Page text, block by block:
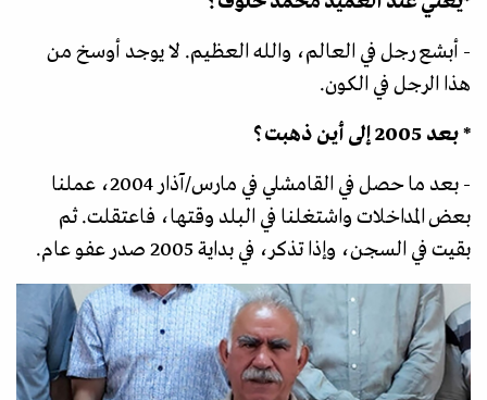
- أبشع رجل في العالم، والله العظيم. لا يوجد أوسخ من
هذا الرجل في الكون.
* بعد 2005 إلى أين ذهبت؟
- بعد ما حصل في القامشلي في مارس/آذار 2004، عملنا
بعض المداخلات واشتغلنا في البلد وقتها، فاعتقلت. ثم
بقيت في السجن، وإذا تذكر، في بداية 2005 صدر عفو عام.